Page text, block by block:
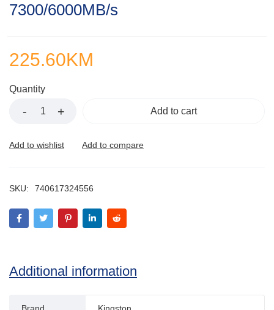
7300/6000MB/s
225.60KM
Quantity
Add to cart
SKU: 740617324556
Additional information